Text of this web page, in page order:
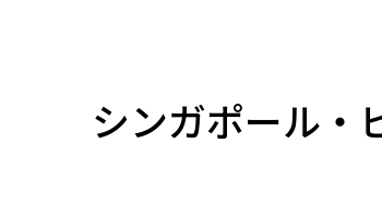
シンガポール・